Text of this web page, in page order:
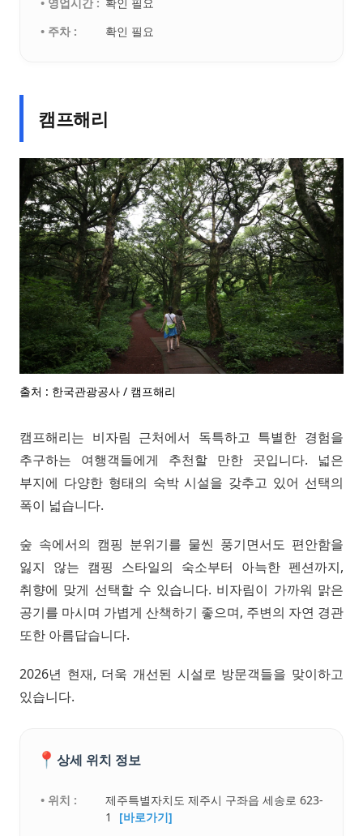
• 주차 :
확인 필요
캠프해리
출처 : 한국관광공사 / 캠프해리
캠프해리는 비자림 근처에서 독특하고 특별한 경험을
추구하는 여행객들에게 추천할 만한 곳입니다. 넓은
부지에 다양한 형태의 숙박 시설을 갖추고 있어 선택의
폭이 넓습니다.
숲 속에서의 캠핑 분위기를 물씬 풍기면서도 편안함을
잃지 않는 캠핑 스타일의 숙소부터 아늑한 펜션까지,
취향에 맞게 선택할 수 있습니다. 비자림이 가까워 맑은
공기를 마시며 가볍게 산책하기 좋으며, 주변의 자연 경관
또한 아름답습니다.
2026년 현재, 더욱 개선된 시설로 방문객들을 맞이하고
있습니다.
📍 상세 위치 정보
• 위치 :
제주특별자치도 제주시 구좌읍 세송로 623-
1
[바로가기]